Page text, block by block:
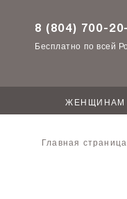
8 (804) 700-
Бесплатно по всей
ЖЕНЩИНАМ
Главная страница